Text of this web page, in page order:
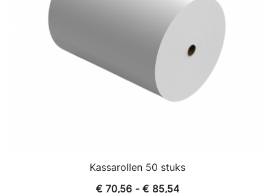
Kassarollen 50 stuks
€ 70,56 - € 85,54Prijsklasse: